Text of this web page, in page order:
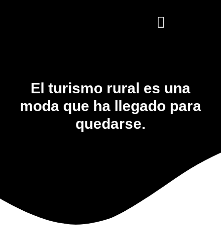
El turismo rural es una
moda que ha llegado para
quedarse.